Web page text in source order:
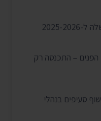
2026
הפנים – התכנסה רק
סעיפים בנהלי